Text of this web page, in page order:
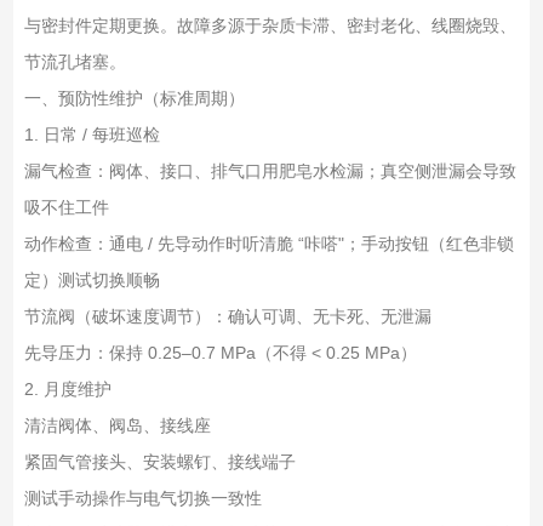
与密封件定期更换。故障多源于杂质卡滞、密封老化、线圈烧毁、
节流孔堵塞。
一、预防性维护（标准周期）
1. 日常 / 每班巡检
漏气检查：阀体、接口、排气口用肥皂水检漏；真空侧泄漏会导致
吸不住工件
动作检查：通电 / 先导动作时听清脆 “咔嗒"；手动按钮（红色非锁
定）测试切换顺畅
节流阀（破坏速度调节）：确认可调、无卡死、无泄漏
先导压力：保持 0.25–0.7 MPa（不得 < 0.25 MPa）
2. 月度维护
清洁阀体、阀岛、接线座
紧固气管接头、安装螺钉、接线端子
测试手动操作与电气切换一致性